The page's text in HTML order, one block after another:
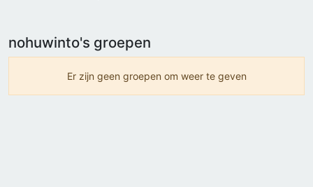
nohuwinto's groepen
Er zijn geen groepen om weer te geven